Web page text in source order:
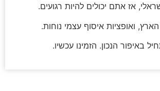
אז אתם יכולים להיות רגועים.
ואופציות איסוף עצמי נוחות.
באיפור הנכון. הזמינו עכשיו.